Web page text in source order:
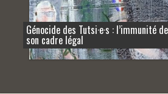
Génocide des Tutsi·e·s : l’immunité
son cadre légal